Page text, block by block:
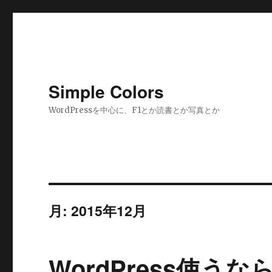
Simple Colors
WordPressを中心に、F1とか読書とか写真とか
月:2015年12月